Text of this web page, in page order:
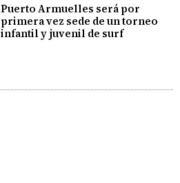
Puerto Armuelles será por
primera vez sede de un torneo
infantil y juvenil de surf